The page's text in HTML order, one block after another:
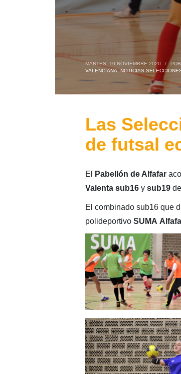
MARTES, 10 NOVIEMBRE 2020 /
VALENCIANA, NOTICIAS
Las
de futsal
El Pabellón de Alfafar
Valenta sub16 y sub19de
El combinado sub16 que
polideportivo SUMA